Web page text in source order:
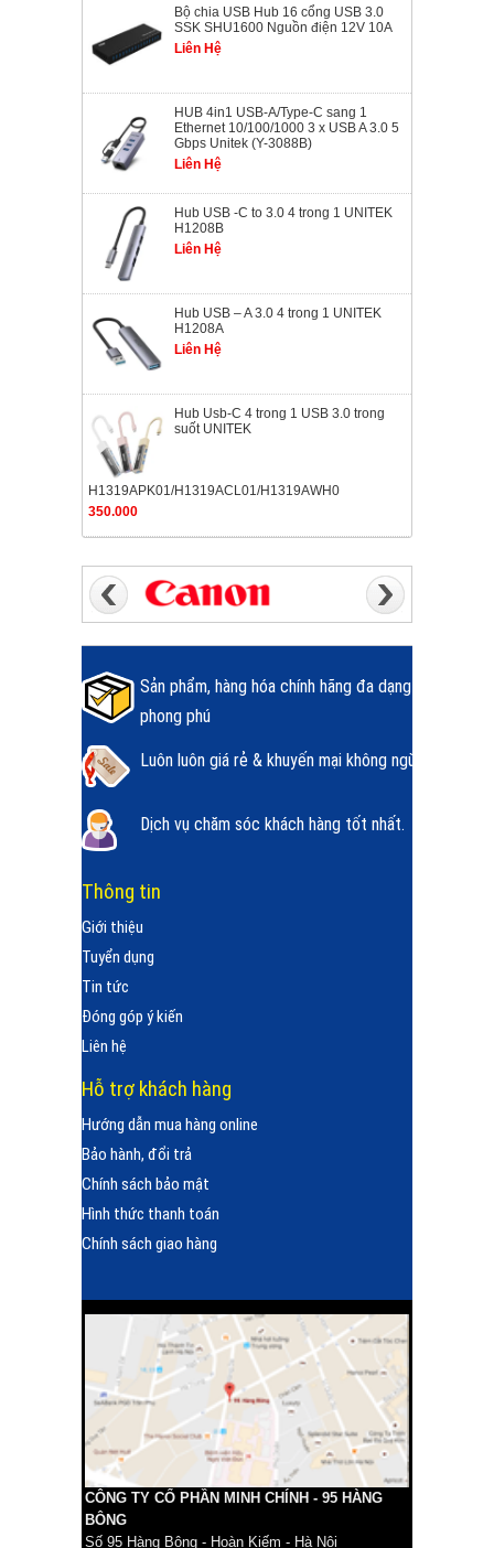
Bộ chia USB Hub 16 cổng USB 3.0
SSK SHU1600 Nguồn điện 12V 10A
Liên Hệ
HUB 4in1 USB-A/Type-C sang 1
Ethernet 10/100/1000 3 x USB A 3.0 5
Gbps Unitek (Y-3088B)
Liên Hệ
Hub USB -C to 3.0 4 trong 1 UNITEK
H1208B
Liên Hệ
Hub USB – A 3.0 4 trong 1 UNITEK
H1208A
Liên Hệ
Hub Usb-C 4 trong 1 USB 3.0 trong
suốt UNITEK
H1319APK01/H1319ACL01/H1319AWH0
350.000
Sản phẩm, hàng hóa chính hãng đa dạng
phong phú
Luôn luôn giá rẻ & khuyến mại không ngừng.
Dịch vụ chăm sóc khách hàng tốt nhất.
Thông tin
Giới thiệu
Tuyển dụng
Tin tức
Đóng góp ý kiến
Liên hệ
Hỗ trợ khách hàng
Hướng dẫn mua hàng online
Bảo hành, đổi trả
Chính sách bảo mật
Hình thức thanh toán
Chính sách giao hàng
CÔNG TY CỔ PHẦN MINH CHÍNH - 95 HÀNG
BÔNG
Số 95 Hàng Bông - Hoàn Kiếm - Hà Nội